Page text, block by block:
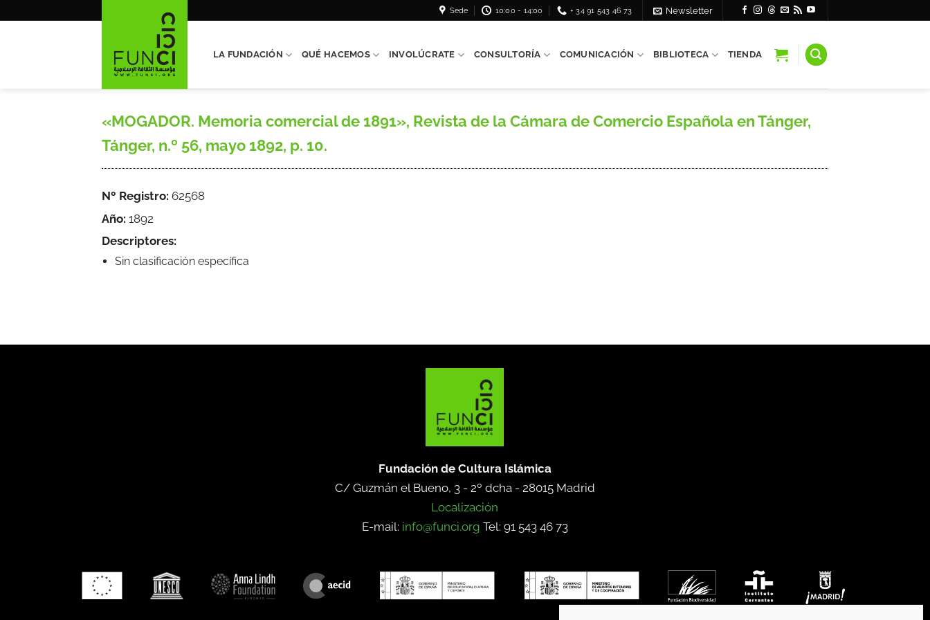
Sede 10:00 - 14:00 + 34 91 543 46 73 Newsletter
LA FUNDACIÓN QUÉ HACEMOS INVOLÚCRATE CONSULTORÍA COMUNICACIÓN BIBLIOTECA TIENDA
«MOGADOR. Memoria comercial de 1891», Revista de la Cámara de Comercio Española en Tánger,
Tánger, n.º 56, mayo 1892, p. 10.
Nº Registro: 62568
Año: 1892
Descriptores:
Sin clasificación específica
Fundación de Cultura Islámica
C/ Guzmán el Bueno, 3 - 2º dcha - 28015 Madrid
Localización
E-mail: info@funci.org Tel: 91 543 46 73